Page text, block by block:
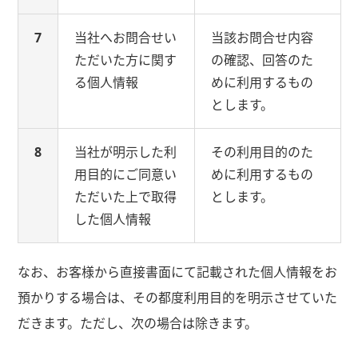
7
当社へお問合せい
ただいた方に関す
る個人情報
当該お問合せ内容
の確認、回答のた
めに利用するもの
とします。
8
当社が明示した利
用目的にご同意い
ただいた上で取得
した個人情報
その利用目的のた
めに利用するもの
とします。
なお、お客様から直接書面にて記載された個人情報をお
預かりする場合は、その都度利用目的を明示させていた
だきます。ただし、次の場合は除きます。